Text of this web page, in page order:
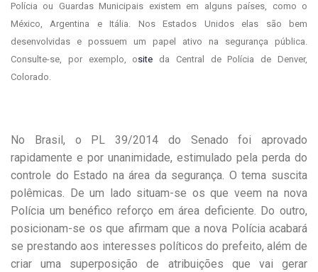
Polícia ou Guardas Municipais existem em alguns países, como o
México, Argentina e Itália. Nos Estados Unidos elas são bem
desenvolvidas e possuem um papel ativo na segurança pública.
Consulte-se, por exemplo, osite da Central de Polícia de Denver,
Colorado.
No Brasil, o PL 39/2014 do Senado foi aprovado
rapidamente e por unanimidade, estimulado pela perda do
controle do Estado na área da segurança. O tema suscita
polêmicas. De um lado situam-se os que veem na nova
Polícia um benéfico reforço em área deficiente. Do outro,
posicionam-se os que afirmam que a nova Polícia acabará
se prestando aos interesses políticos do prefeito, além de
criar uma superposição de atribuições que vai gerar